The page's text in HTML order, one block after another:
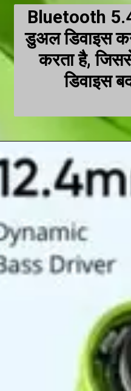
Bluetooth
डुअल डिवाइस
करता है,
डिवाइस